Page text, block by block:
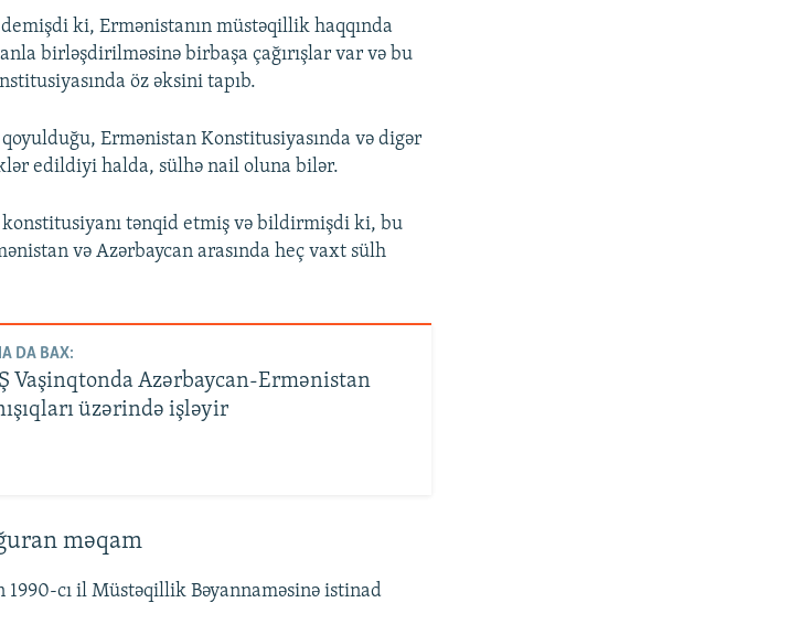
ki, Ermənistanın müstəqillik haqqında
birləşdirilməsinə birbaşa çağırışlar var və bu
öz əksini tapıb.
Ermənistan Konstitusiyasında və digər
edildiyi halda, sülhə nail oluna bilər.
tənqid etmiş və bildirmişdi ki, bu
və Azərbaycan arasında heç vaxt sülh
DA BAX:
Vaşinqtonda Azərbaycan-Ermənistan
üzərində işləyir
məqam
cı il Müstəqillik Bəyannaməsinə istinad